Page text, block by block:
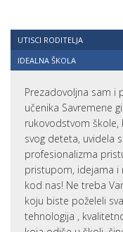
UTISCI RODITELJA
IDEALNA ŠKOLA
Prezadovoljna sam i
učenika Savremene
rukovodstvom škole,
svog deteta, uvidela
profesionalizma
pristupom, idejama i
kod nas! Ne treba
koju biste poželeli
tehnologija ,